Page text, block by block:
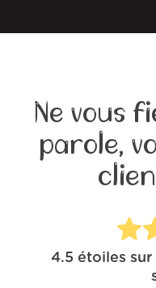
Ne vous
parole,
4.5 étoiles sur